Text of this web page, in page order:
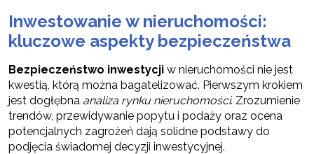
Inwestowanie w nieruchomości:
kluczowe aspekty bezpieczeństwa
Bezpieczeństwo inwestycji w nieruchomości nie jest
kwestią, którą można bagatelizować. Pierwszym krokiem
jest dogłębna analiza rynku nieruchomości. Zrozumienie
trendów, przewidywanie popytu i podaży oraz ocena
potencjalnych zagrożeń dają solidne podstawy do
podjęcia świadomej decyzji inwestycyjnej.